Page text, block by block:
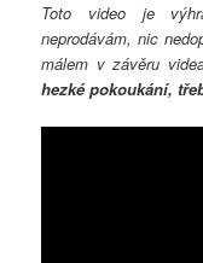
Toto video je
neprodávám, nic
málem v závěru
hezké pokoukání,